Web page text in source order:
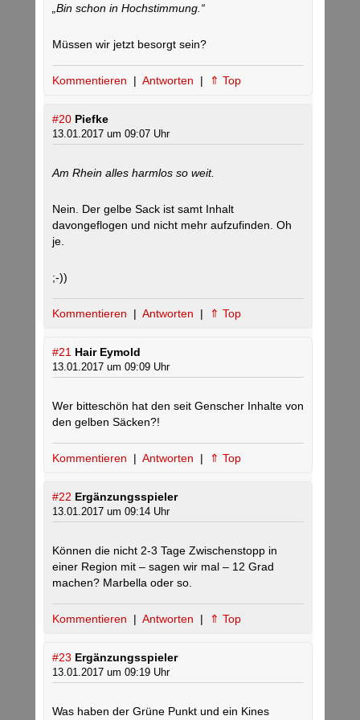
„Bin schon in Hochstimmung.“
Müssen wir jetzt besorgt sein?
Kommentieren | Antworten | ⇑ Top
#20 Piefke
13.01.2017 um 09:07 Uhr
Am Rhein alles harmlos so weit.
Nein. Der gelbe Sack ist samt Inhalt
davongeflogen und nicht mehr aufzufinden. Oh
je.
;-))
Kommentieren | Antworten | ⇑ Top
#21 Hair Eymold
13.01.2017 um 09:09 Uhr
Wer bitteschön hat den seit Genscher Inhalte von
den gelben Säcken?!
Kommentieren | Antworten | ⇑ Top
#22 Ergänzungsspieler
13.01.2017 um 09:14 Uhr
Können die nicht 2-3 Tage Zwischenstopp in
einer Region mit – sagen wir mal – 12 Grad
machen? Marbella oder so.
Kommentieren | Antworten | ⇑ Top
#23 Ergänzungsspieler
13.01.2017 um 09:19 Uhr
Was haben der Grüne Punkt und ein Kines